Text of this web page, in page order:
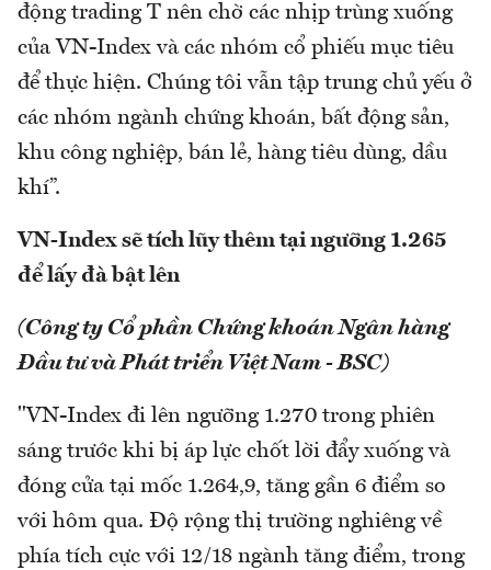
động trading T nên chờ các nhịp trùng xuống
của VN-Index và các nhóm cổ phiếu mục tiêu
để thực hiện. Chúng tôi vẫn tập trung chủ yếu ở
các nhóm ngành chứng khoán, bất động sản,
khu công nghiệp, bán lẻ, hàng tiêu dùng, dầu
khí”.
VN-Index sẽ tích lũy thêm tại ngưỡng 1.265
để lấy đà bật lên
(Công ty Cổ phần Chứng khoán Ngân hàng
Đầu tư và Phát triển Việt Nam - BSC)
"VN-Index đi lên ngưỡng 1.270 trong phiên
sáng trước khi bị áp lực chốt lời đẩy xuống và
đóng cửa tại mốc 1.264,9, tăng gần 6 điểm so
với hôm qua. Độ rộng thị trường nghiêng về
phía tích cực với 12/18 ngành tăng điểm, trong